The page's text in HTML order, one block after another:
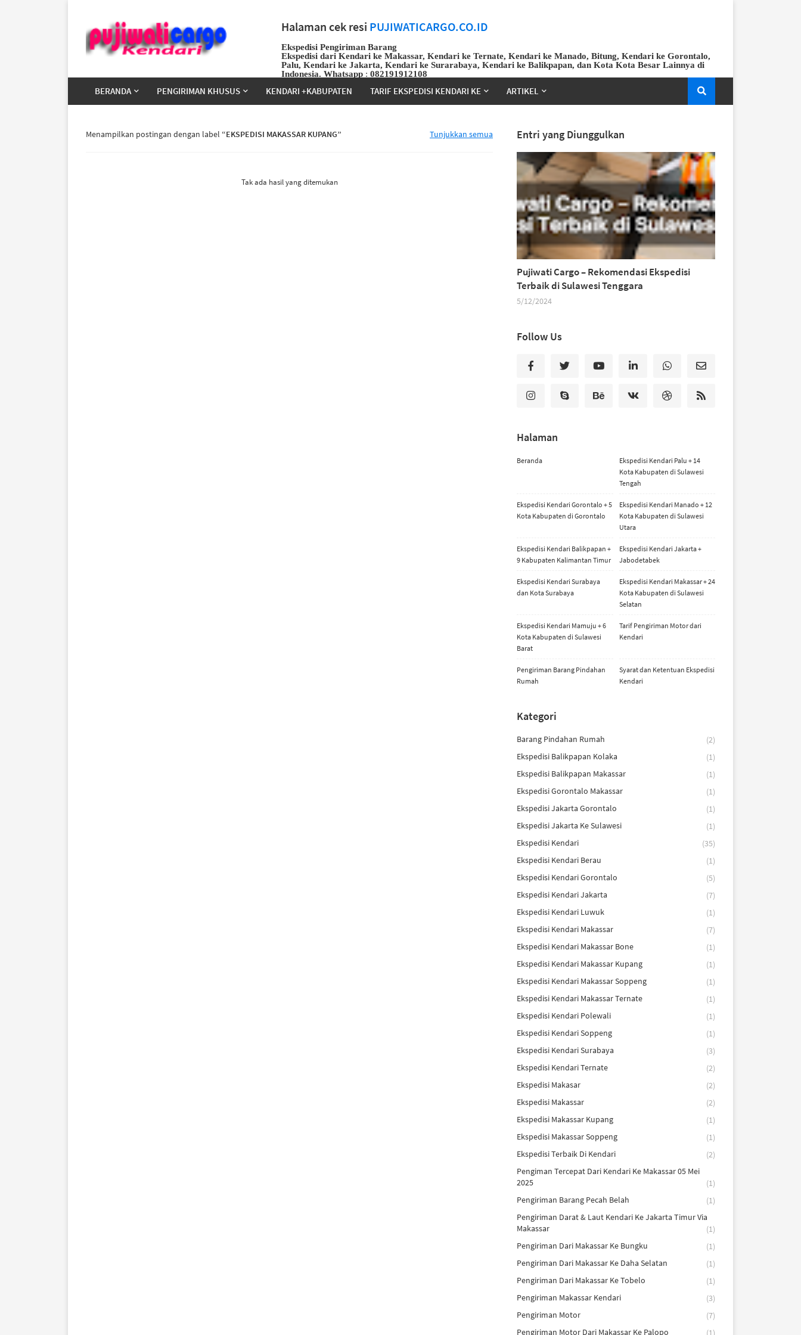
Halaman cek resi PUJIWATICARGO.CO.ID
Ekspedisi Pengiriman Barang
Ekspedisi dari Kendari ke Makassar, Kendari ke Ternate, Kendari ke Manado, Bitung, Kendari ke Gorontalo,
Palu, Kendari ke Jakarta, Kendari ke Surarabaya, Kendari ke Balikpapan, dan Kota Kota Besar Lainnya di
Indonesia. Whatsapp : 082191912108
BERANDA PENGIRIMAN KHUSUS KENDARI +KABUPATEN TARIF EKSPEDISI KENDARI KE ARTIKEL
Menampilkan postingan dengan label EKSPEDISI MAKASSAR KUPANG Tunjukkan semua
Tak ada hasil yang ditemukan
Entri yang Diunggulkan
Pujiwati Cargo – Rekomendasi Ekspedisi
Terbaik di Sulawesi Tenggara
5/12/2024
Follow Us
Halaman
Beranda
Ekspedisi Kendari Palu + 14
Kota Kabupaten di Sulawesi
Tengah
Ekspedisi Kendari Gorontalo + 5
Kota Kabupaten di Gorontalo
Ekspedisi Kendari Manado + 12
Kota Kabupaten di Sulawesi
Utara
Ekspedisi Kendari Balikpapan +
9 Kabupaten Kalimantan Timur
Ekspedisi Kendari Jakarta +
Jabodetabek
Ekspedisi Kendari Surabaya
dan Kota Surabaya
Ekspedisi Kendari Makassar + 24
Kota Kabupaten di Sulawesi
Selatan
Ekspedisi Kendari Mamuju + 6
Kota Kabupaten di Sulawesi
Barat
Tarif Pengiriman Motor dari
Kendari
Pengiriman Barang Pindahan
Rumah
Syarat dan Ketentuan Ekspedisi
Kendari
Kategori
Barang Pindahan Rumah
(2)
Ekspedisi Balikpapan Kolaka
(1)
Ekspedisi Balikpapan Makassar
(1)
Ekspedisi Gorontalo Makassar
(1)
Ekspedisi Jakarta Gorontalo
(1)
Ekspedisi Jakarta Ke Sulawesi
(1)
Ekspedisi Kendari
(35)
Ekspedisi Kendari Berau
(1)
Ekspedisi Kendari Gorontalo
(5)
Ekspedisi Kendari Jakarta
(7)
Ekspedisi Kendari Luwuk
(1)
Ekspedisi Kendari Makassar
(7)
Ekspedisi Kendari Makassar Bone
(1)
Ekspedisi Kendari Makassar Kupang
(1)
Ekspedisi Kendari Makassar Soppeng
(1)
Ekspedisi Kendari Makassar Ternate
(1)
Ekspedisi Kendari Polewali
(1)
Ekspedisi Kendari Soppeng
(1)
Ekspedisi Kendari Surabaya
(3)
Ekspedisi Kendari Ternate
(2)
Ekspedisi Makasar
(2)
Ekspedisi Makassar
(2)
Ekspedisi Makassar Kupang
(1)
Ekspedisi Makassar Soppeng
(1)
Ekspedisi Terbaik Di Kendari
(2)
Pengiman Tercepat Dari Kendari Ke Makassar 05 Mei
2025
(1)
Pengiriman Barang Pecah Belah
(1)
Pengiriman Darat & Laut Kendari Ke Jakarta Timur Via
Makassar
(1)
Pengiriman Dari Makassar Ke Bungku
(1)
Pengiriman Dari Makassar Ke Daha Selatan
(1)
Pengiriman Dari Makassar Ke Tobelo
(1)
Pengiriman Makassar Kendari
(3)
Pengiriman Motor
(7)
Pengiriman Motor Dari Makassar Ke Palopo
(1)